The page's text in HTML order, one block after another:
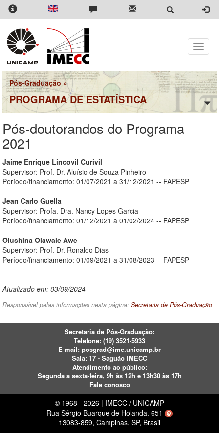
Pular
para
conteúdo
principal
Toggle
Pós-Graduação »
PROGRAMA DE ESTATÍSTICA
Pós-doutorandos do Programa
2021
Jaime Enrique Lincovil Curivil
Supervisor: Prof. Dr. Aluísio de Souza Pinheiro
Período/financiamento: 01/07/2021 a 31/12/2021 -- FAPESP
Jean Carlo Guella
Supervisor: Profa. Dra. Nancy Lopes Garcia
Período/financiamento: 01/12/2021 a 01/02/2024 -- FAPESP
Olushina Olawale Awe
Supervisor: Prof. Dr. Ronaldo Dias
Período/financiamento: 01/09/2021 a 31/08/2023 -- FAPESP
Atualizado em: 03/09/2024
Responsável pelas informações nesta página: Secretaria de Pós-Graduação
Secretaria de Pós-Graduação:
Telefone: (19) 3521-5933
E-mail: posgrad@ime.unicamp.br
Sala: 17 - Saguão IMECC
Atendimento ao público:
Segunda a sexta-feira, 9h às 12h e 13h30 às 17h
Fale conosco
© 1968 - 2026 | IMECC / UNICAMP
Rua Sérgio Buarque de Holanda, 651
13083-859, Campinas, SP, Brasil